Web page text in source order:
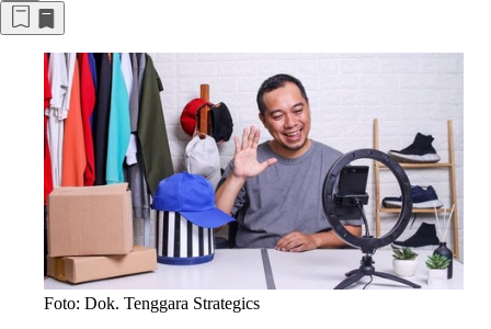
Foto: Dok. Tenggara Strategics